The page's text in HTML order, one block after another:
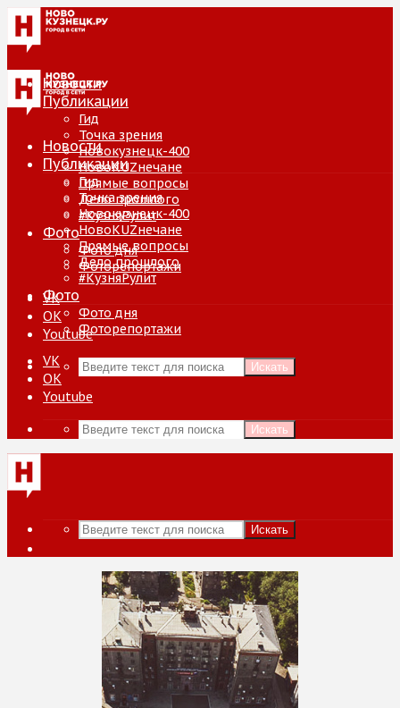
Новости
Публикации
Гид
Точка зрения
Новокузнецк-400
НовоKUZнечане
Прямые вопросы
Дело прошлого
#КузняРулит
Фото
Фото дня
Фоторепортажи
VK
ОК
Youtube
Искать
Новости
Публикации
Гид
Точка зрения
Новокузнецк-400
НовоKUZнечане
Прямые вопросы
Дело прошлого
#КузняРулит
Фото
Фото дня
Фоторепортажи
VK
ОК
Youtube
Искать
Искать